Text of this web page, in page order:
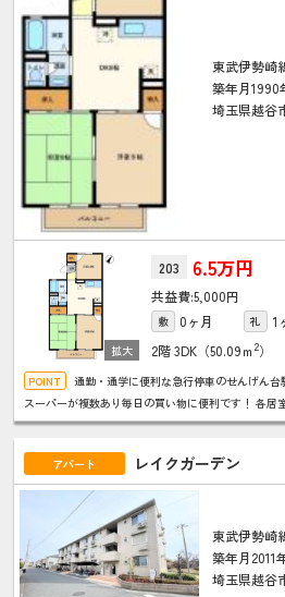
東武伊勢崎
築年月
埼玉県越谷
203 6.5万円
5,000円
敷 0ヶ月 礼
1
2階3DK（50.09ｍ 2）
通勤・通学に便利な急行停車のせんげん
スーパーが複数あり毎日の買い物に便利です！ 各居
部屋も片付きます！ 児童館も徒歩圏内にありファミ
アパート レイクガーデン
東武伊勢崎
築年月2011
埼玉県越谷